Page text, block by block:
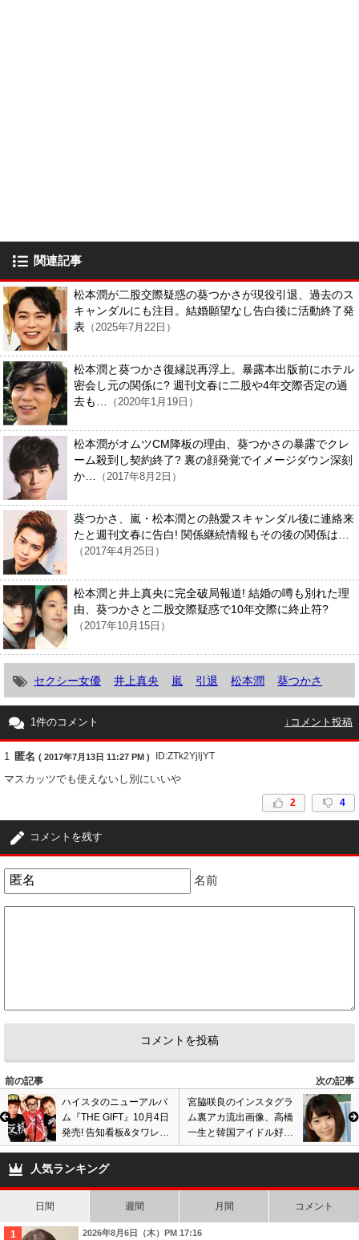
関連記事
松本潤が二股交際疑惑の葵つかさが現役引退、過去のス
キャンダルにも注目。結婚願望なし告白後に活動終了発
表 （2025年7月22日）
松本潤と葵つかさ復縁説再浮上。暴露本出版前にホテル
密会し元の関係に? 週刊文春に二股や4年交際否定の過
去も… （2020年1月19日）
松本潤がオムツCM降板の理由、葵つかさの暴露でクレ
ーム殺到し契約終了? 裏の顔発覚でイメージダウン深刻
か… （2017年8月2日）
葵つかさ、嵐・松本潤との熱愛スキャンダル後に連絡来
たと週刊文春に告白! 関係継続情報もその後の関係は…
（2017年4月25日）
松本潤と井上真央に完全破局報道! 結婚の噂も別れた理
由、葵つかさと二股交際疑惑で10年交際に終止符?
（2017年10月15日）
セクシー女優 井上真央 嵐 引退 松本潤 葵つかさ
1件のコメント ↓コメント投稿
1 匿名 ( 2017年7月13日 11:27 PM ) ID:ZTk2YjljYT
マスカッツでも使えないし別にいいや
2 4
コメントを残す
名前
前の記事
次の記事
ハイスタのニューアルバ
ム『THE GIFT』10月4日
発売! 告知看板&タワレコ
が新譜を発表、Hi-
STANDARDファンは歓
宮脇咲良のインスタグラ
ム裏アカ流出画像、高橋
一生と韓国アイドル好
き? Red Velvetメンバー
人気ランキング
日間 週間 月間 コメント
2026年8月6日（木）PM 17:16